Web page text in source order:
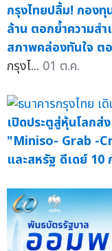
กรุงไทยปลื้ม! กองทุ
ล้าน ตอกย้ำความส
สภาพคล่องทันใจ ต
กรุงไ... 01 ต.ค.
เปิดประตูสู่หุ้นโลกส่
"Miniso- Grab -
และสหรัฐ ดีเดย์ 10